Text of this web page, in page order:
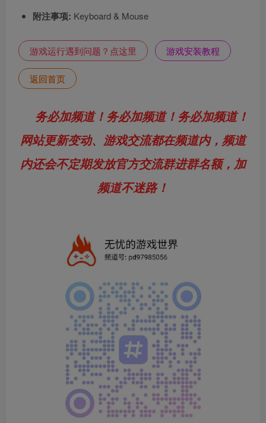
附注事项: Keyboard & Mouse
游戏运行遇到问题？点这里 游戏安装教程
返回首页
务必加频道！务必加频道！务必加频道！
网站更新变动、游戏交流都在频道内，频道
内还会不定期发放官方交流群进群名额，加
频道不迷路！